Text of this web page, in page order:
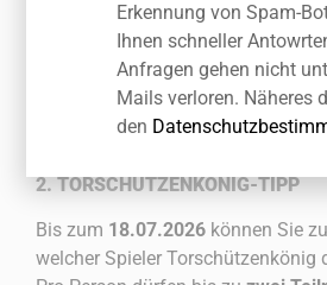
1. WELTMEISTER-TIPP
04.07.2026können Sie
welches Land die FIFA Fußball-
2. TORSCHÜTZENKÖNIG-TIPP
Bis zum 18.07.2026 können Sie
welcher Spieler Torschützenkönig
Erkennung von Spam-
Ihnen schneller
Anfragen gehen nicht
Mails verloren. Näheres
den